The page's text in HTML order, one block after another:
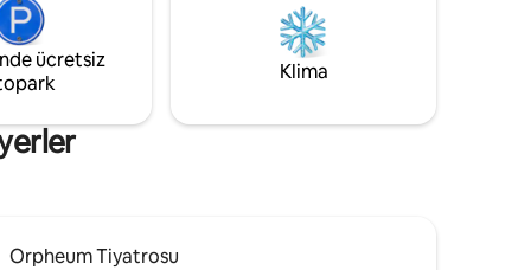
canlı,
boy yatak neredeyse ağaçlara sıkışmış
durumda, bu yüzden en iyi dinlenme
gecelerini geçireceksiniz! Restoranlar ve
mağazalar yürüme mesafesindedir!
ücretsiz
Klima
Orpheum Tiyatrosu